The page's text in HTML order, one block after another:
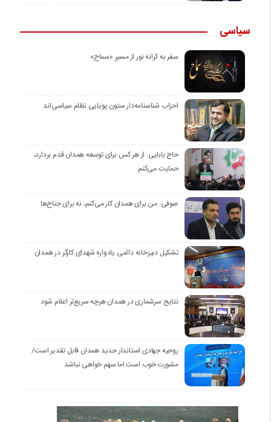
سیاسی
سفر به کرانه‌ نور از مسیرِ «سماح»
احزاب شناسنامه‌دار ستون پویایی نظام سیاسی‌اند
حاج بابایی: از هر کس برای توسعه همدان قدم بردارد،
حمایت می‌کنم
صوفی: من برای همدان کار می‌کنم، نه برای جناح‌ها
تشکیل دبیرخانه دائمی یادواره شهدای کارگر در همدان
نتایج سرشماری در همدان هرچه سریع‌تر اعلام شود
روحیه جهادی استاندار جدید همدان قابل تقدیر است/
مشورت خوب است اما سهم خواهی نباشد